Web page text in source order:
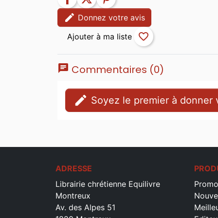
edit Donnez votre avis
favorite_border
chat Commentaires (0)
edit Soyez le premier à donner
ADRESSE
Librairie chrétienne Equilivre
Montreux
Av. des Alpes 51